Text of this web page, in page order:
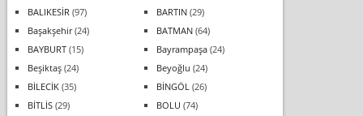
BALIKESİR (97) BARTIN(29)
Başakşehir(24) BATMAN(64)
BAYBURT(15) Bayrampaşa(24)
Beşiktaş(24) Beyoğlu (24)
BİLECİK(35) BİNGÖL (26)
BİTLİS(29) BOLU (74)